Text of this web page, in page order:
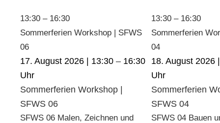
13:30 – 16:30
Sommerferien Workshop | SFWS
06
17. August 2026 | 13:30– 16:30
Sommerferien Workshop |
SFWS 06
SFWS 06 Malen, Zeichnen und
13:30 – 16:30
Sommerferien
04
18. August 2026
Sommerferien
SFWS 04
SFWS 04 Bauen